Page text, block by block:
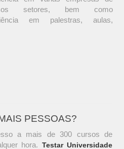
setores, bem como
em palestras, aulas,
PESSOAS?
a mais de 300 cursos de
hora. Testar Universidade